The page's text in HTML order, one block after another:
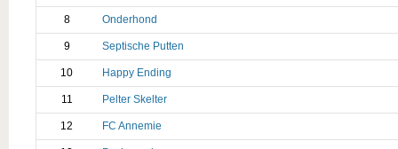
8 Onderhond
9 Septische Putten
10 Happy Ending
11 Pelter Skelter
12 FC Annemie